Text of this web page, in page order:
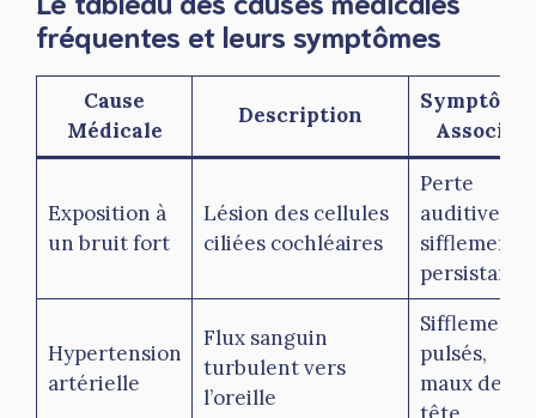
fréquentes et leurs symptômes
Cause
Médicale
Description
Associés
Exposition à
un bruit fort
Lésion des cellules
ciliées cochléaires
Perte
auditive,
sifflements
persistants
Hypertension
artérielle
Flux sanguin
turbulent vers
l’oreille
Sifflements
pulsés,
maux de